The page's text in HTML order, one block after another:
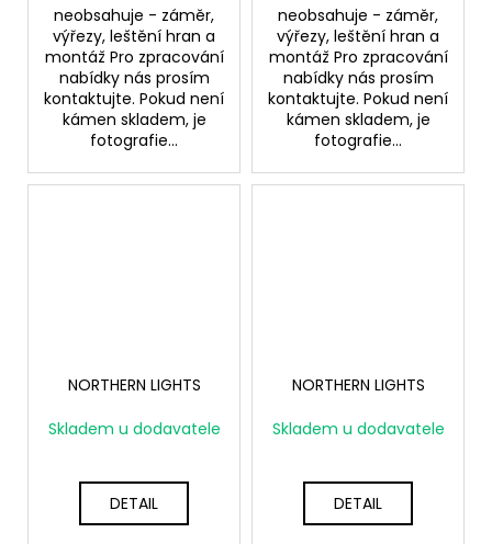
neobsahuje - záměr,
výřezy, leštění hran a
montáž Pro zpracování
nabídky nás prosím
kontaktujte. Pokud není
kámen skladem, je
fotografie...
neobsahuje - záměr,
výřezy, leštění hran a
montáž Pro zpracování
nabídky nás prosím
kontaktujte. Pokud není
kámen skladem, je
fotografie...
NORTHERN LIGHTS
Skladem u dodavatele
DETAIL
NORTHERN LIGHTS
Skladem u dodavatele
DETAIL